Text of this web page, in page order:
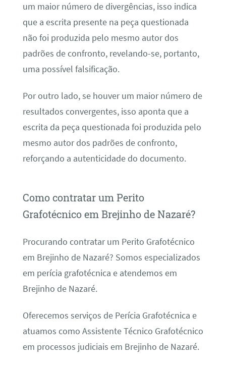
um maior número de divergências, isso indica
que a escrita presente na peça questionada
não foi produzida pelo mesmo autor dos
padrões de confronto, revelando-se, portanto,
uma possível falsificação.
Por outro lado, se houver um maior número de
resultados convergentes, isso aponta que a
escrita da peça questionada foi produzida pelo
mesmo autor dos padrões de confronto,
reforçando a autenticidade do documento.
Como contratar um Perito
Grafotécnico em Brejinho de Nazaré?
Procurando contratar um Perito Grafotécnico
em Brejinho de Nazaré? Somos especializados
em perícia grafotécnica e atendemos em
Brejinho de Nazaré.
Oferecemos serviços de Perícia Grafotécnica e
atuamos como Assistente Técnico Grafotécnico
em processos judiciais em Brejinho de Nazaré.